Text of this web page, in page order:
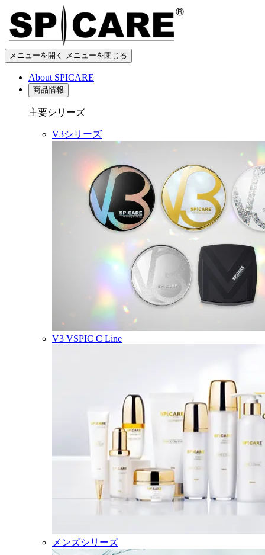
メニューを開く メニューを閉じる
About SPICARE
商品情報
主要シリーズ
V3シリーズ
V3 VSPIC C Line
メンズシリーズ